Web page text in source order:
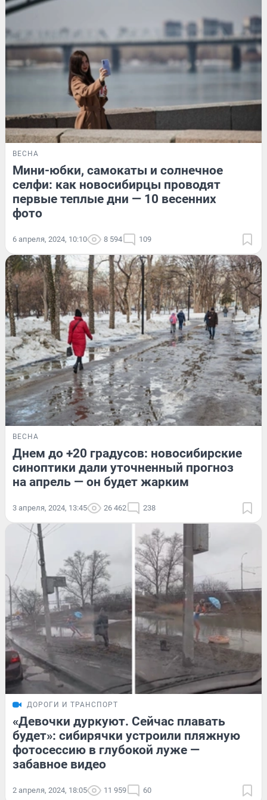
ВЕСНА
Мини-юбки, самокаты и солнечное
селфи: как новосибирцы проводят
первые теплые дни — 10 весенних
фото
6 апреля, 2024, 10:10 8 594 109
ВЕСНА
Днем до +20 градусов: новосибирские
синоптики дали уточненный прогноз
на апрель — он будет жарким
3 апреля, 2024, 13:45 26 462 238
ДОРОГИ И ТРАНСПОРТ
«Девочки дуркуют. Сейчас плавать
будет»: сибирячки устроили пляжную
фотосессию в глубокой луже —
забавное видео
2 апреля, 2024, 18:05 11 959 60